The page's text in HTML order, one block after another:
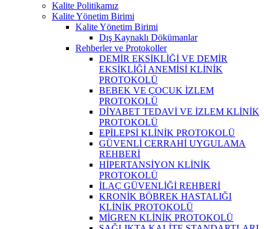
Kalite Politikamız
Kalite Yönetim Birimi
Kalite Yönetim Birimi
Dış Kaynaklı Dökümanlar
Rehberler ve Protokoller
DEMİR EKSİKLİĞİ VE DEMİR
EKSİKLİĞİ ANEMİSİ KLİNİK
PROTOKOLÜ
BEBEK VE ÇOCUK İZLEM
PROTOKOLÜ
DİYABET TEDAVİ VE İZLEM KLİNİK
PROTOKOLÜ
EPİLEPSİ KLİNİK PROTOKOLÜ
GÜVENLİ CERRAHİ UYGULAMA
REHBERİ
HİPERTANSİYON KLİNİK
PROTOKOLÜ
İLAÇ GÜVENLİĞİ REHBERİ
KRONİK BÖBREK HASTALIĞI
KLİNİK PROTOKOLÜ
MİGREN KLİNİK PROTOKOLÜ